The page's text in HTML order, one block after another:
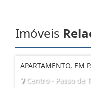
Imóveis
APARTAMENTO, EM
Centro - Passo de